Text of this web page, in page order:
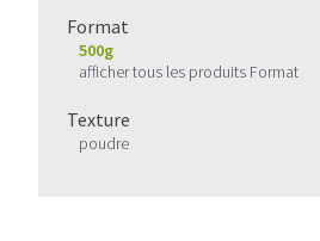
Format
500g
afficher tous les produits Format
Texture
poudre